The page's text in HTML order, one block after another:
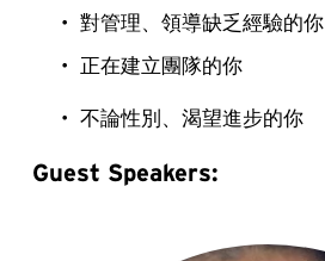
對管理、領導缺乏經驗的你
正在建立團隊的你
不論性別、渴望進步的你
Guest Speakers: